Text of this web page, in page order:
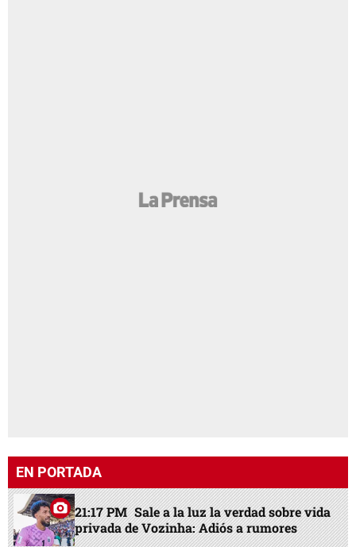
EN PORTADA
21:17 PM Sale a la luz la verdad sobre vida
privada de Vozinha: Adiós a rumores